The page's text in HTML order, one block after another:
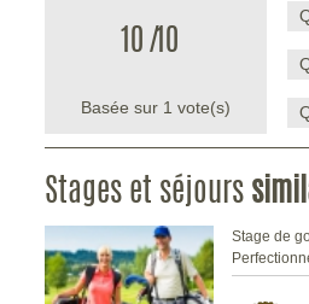
10 /
10
Basée sur 1 vote(s)
Stages et séjours
Stage de